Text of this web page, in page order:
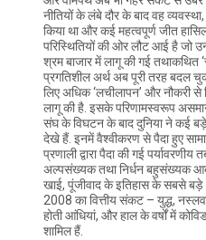
नीतियों के लंबे दौर के बाद वह
किया था और कई महत्वपूर्ण जीत
परिस्थितियों की ओर लौट आई है जो
श्रम बाजार में लागू की गई तथाकथित
प्रगतिशील अर्थ अब पूरी तरह बदल
लिए अधिक ‘लचीलापन’ और नौकरी
लागू की है. इसके परिणामस्वरूप
संघ के विघटन के बाद दुनिया ने कई
देखे हैं. इनमें वैश्वीकरण से पैदा हुए
प्रणाली द्वारा पैदा की गई
अल्पसंख्यक तथा निर्धन बहुसंख्यक
खाई, पूंजीवाद के इतिहास के सबसे
2008 का वित्तीय संकट – युद्ध,
होती आंधियां, और हाल के वर्षों में
शामिल हैं.